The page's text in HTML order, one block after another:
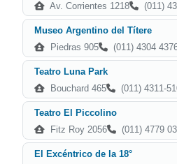
Av. Corrientes 1218
(011)
Museo Argentino del Títere
Piedras 905
(011) 4304
Teatro Luna Park
Bouchard 465
(011) 4311-
Teatro El Piccolino
Fitz Roy 2056
(011) 4779
El Excéntrico de la 18°